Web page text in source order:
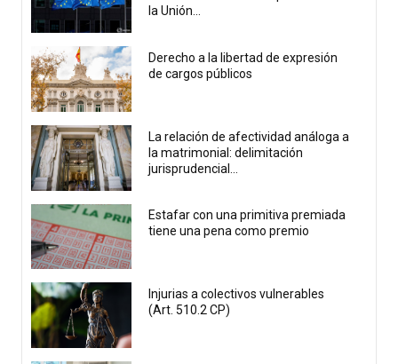
la Unión...
Derecho a la libertad de expresión
de cargos públicos
La relación de afectividad análoga a
la matrimonial: delimitación
jurisprudencial...
Estafar con una primitiva premiada
tiene una pena como premio
Injurias a colectivos vulnerables
(Art. 510.2 CP)